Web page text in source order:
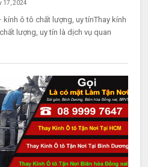
17, 2024
kính ô tô chất lượng, uy tínThay kính
lượng, uy tín là dịch vụ quan